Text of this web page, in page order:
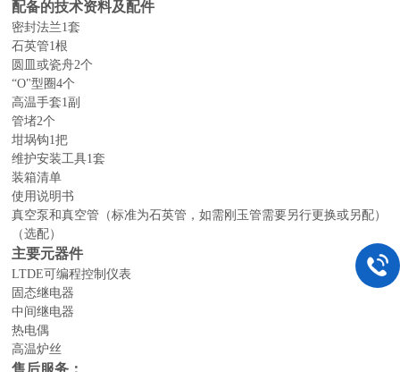
配备的技术资料及配件
密封法兰1套
石英管1根
圆皿或瓷舟2个
“O"型圈4个
高温手套1副
管堵2个
坩埚钩1把
维护安装工具1套
装箱清单
使用说明书
真空泵和真空管（标准为石英管，如需刚玉管需要另行更换或另配）
（选配）
主要元器件
LTDE可编程控制仪表
固态继电器
中间继电器
热电偶
高温炉丝
售后服务：